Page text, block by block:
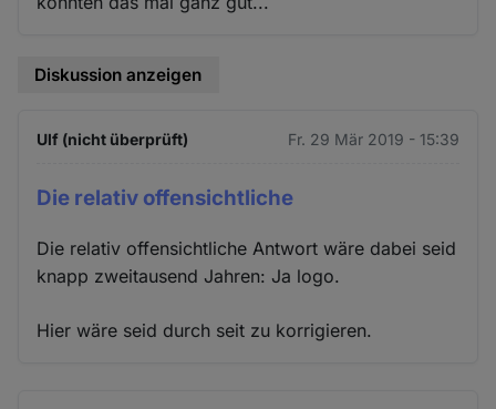
Diskussion anzeigen
Ulf (nicht überprüft) Fr. 29 Mär 2019 - 15:39
Die relativ offensichtliche
Die relativ offensichtliche Antwort wäre dabei seid
knapp zweitausend Jahren: Ja logo.
Hier wäre seid durch seit zu korrigieren.